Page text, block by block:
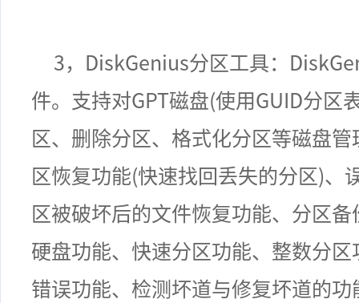
3，DiskGenius分区工具：
件。支持对GPT磁盘(使用GUID分区
区、删除分区、格式化分区等磁盘
区恢复功能(快速找回丢失的分区)、
区被破坏后的文件恢复功能、分区
硬盘功能、快速分区功能、整数分
错误功能、检测坏道与修复坏道的